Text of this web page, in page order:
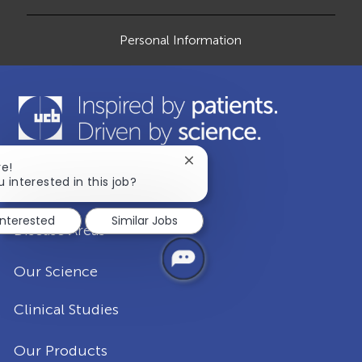
Personal Information
Our Company
Disease Areas
Our Science
Clinical Studies
Our Products
interested in this job?
Close
notification
Similar Jobs